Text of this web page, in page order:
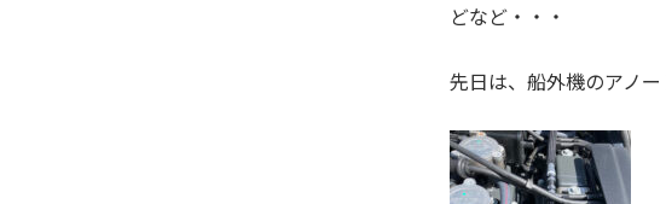
どなど・・・
先日は、船外機のアノ